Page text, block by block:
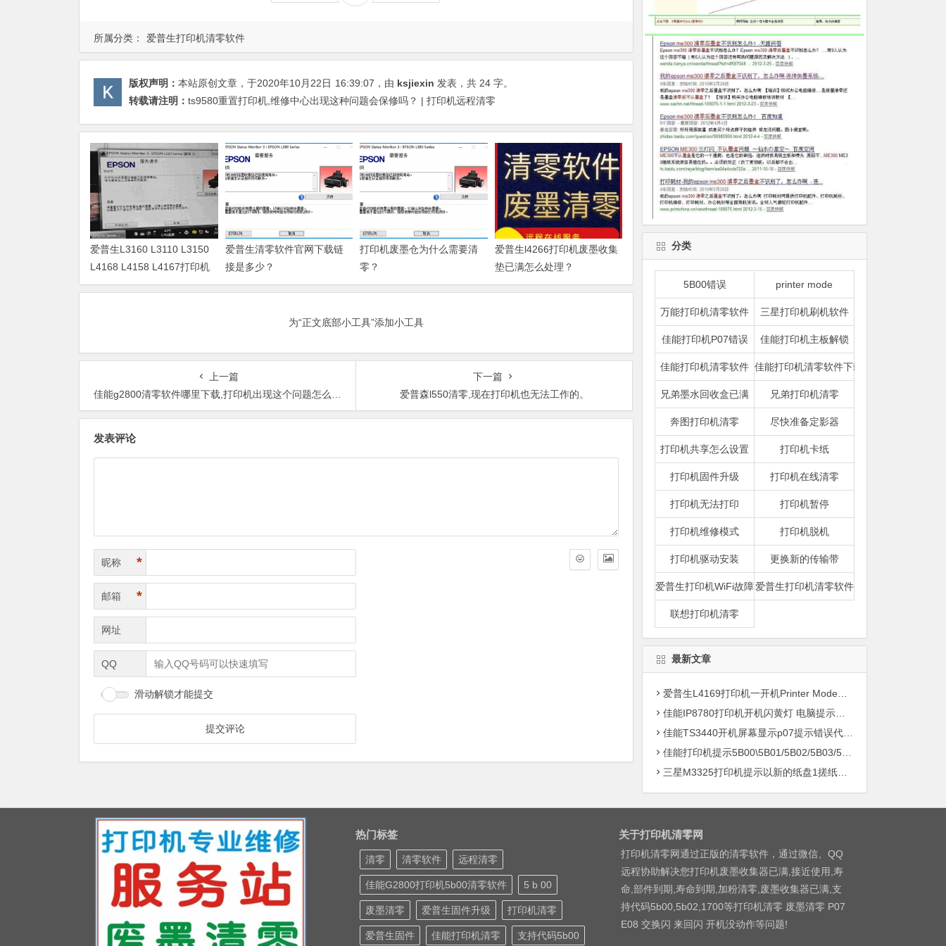
所属分类： 爱普生打印机清零软件
版权声明： 本站原创文章，于2020年10月22日 16:39:07 ，由 ksjiexin 发表，共 24 字。
转载请注明： ts9580重置打印机,维修中心出现这种问题会保修吗？ | 打印机远程清零
爱普生L3160 L3110 L3150
L4168 L4158 L4167打印机
废墨清零软件
爱普生清零软件官网下载链
接是多少？
打印机废墨仓为什么需要清
零？
爱普生l4266打印机废墨收集
垫已满怎么处理？
为“正文底部小工具”添加小工具
上一篇
佳能g2800清零软件哪里下载,打印机出现这个问题怎么样解决？
下一篇
爱普森l550清零,现在打印机也无法工作的。
发表评论
昵称 *
邮箱 *
网址
QQ
滑动解锁才能提交
分类
5B00错误 printer mode
万能打印机清零软件 三星打印机刷机软件
佳能打印机P07错误 佳能打印机主板解锁
佳能打印机清零软件 佳能打印机清零软件下载
兄弟墨水回收盒已满 兄弟打印机清零
奔图打印机清零 尽快准备定影器
打印机共享怎么设置 打印机卡纸
打印机固件升级 打印机在线清零
打印机无法打印 打印机暂停
打印机维修模式 打印机脱机
打印机驱动安装 更换新的传输带
爱普生打印机WiFi故障爱普生打印机清零软件
联想打印机清零
最新文章
爱普生L4169打印机一开机Printer Mode故障主板维修
佳能IP8780打印机开机闪黄灯 电脑提示错误5B00快速解决方案清零
佳能TS3440开机屏幕显示p07提示错误代码5B00快速解决方案 清零
佳能打印机提示5B00\5B01/5B02/5B03/5B04/5B11/5B12/5B13/5B14/1700/1702/1703/1704
三星M3325打印机提示以新的纸盘1搓纸轮进行更换
热门标签
清零 清零软件 远程清零
佳能G2800打印机5b00清零软件 5 b 00
废墨清零 爱普生固件升级 打印机清零
爱普生固件 佳能打印机清零 支持代码5b00
关于打印机清零网
打印机清零网通过正版的清零软件，通过微信、QQ
远程协助解决您打印机废墨收集器已满,接近使用,寿
命,部件到期,寿命到期,加粉清零,废墨收集器已满,支
持代码5b00,5b02,1700等打印机清零 废墨清零 P07
E08 交换闪 来回闪 开机没动作等问题!